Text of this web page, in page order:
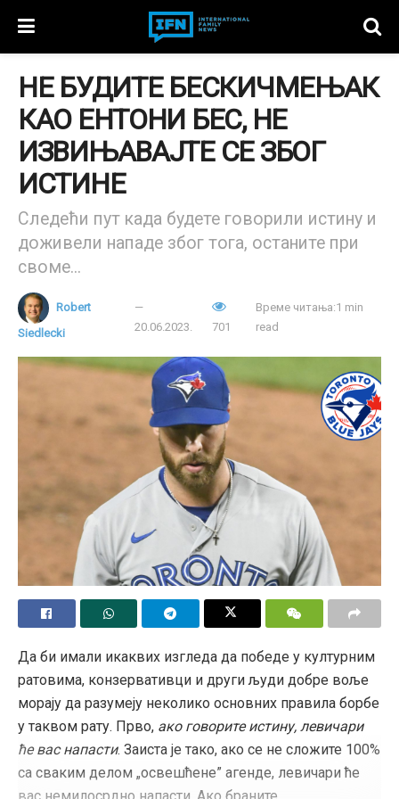
НЕ БУДИТЕ БЕСКИЧМЕЊАК
КАО ЕНТОНИ БЕС, НЕ
ИЗВИЊАВАЈТЕ СЕ ЗБОГ
ИСТИНЕ
Следећи пут када будете говорили истину и
доживели нападе због тога, останите при
своме...
Robert
Siedlecki
20.06.2023. 701
Време читања:1 min
read
Да би имали икаквих изгледа да победе у културним
ратовима, конзервативци и други људи добре воље
морају да разумеју неколико основних правила борбе
у таквом рату. Прво, ако говорите истину, левичари
ће вас напасти. Заиста је тако, ако се не сложите 100%
са сваким делом „освешћене” агенде, левичари ће